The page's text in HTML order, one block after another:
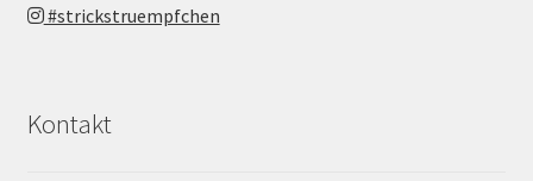
#strickstruempfchen
Kontakt